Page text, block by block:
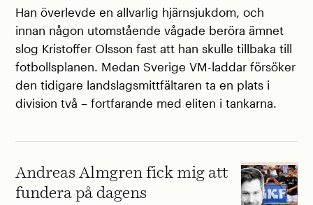
Han överlevde en allvarlig hjärnsjukdom, och
innan någon utomstående vågade beröra ämnet
slog Kristoffer Olsson fast att han skulle tillbaka till
fotbollsplanen. Medan Sverige VM-laddar försöker
den tidigare landslagsmittfältaren ta en plats i
division två – fortfarande med eliten i tankarna.
Andreas Almgren fick mig att
fundera på dagens